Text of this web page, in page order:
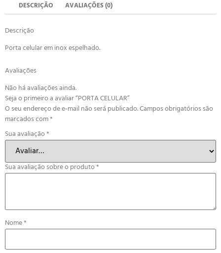
DESCRIÇÃO AVALIAÇÕES (0)
Descrição
Porta celular em inox espelhado.
Avaliações
Não há avaliações ainda.
Seja o primeiro a avaliar “PORTA CELULAR”
O seu endereço de e-mail não será publicado.Campos obrigatórios são
marcados com*
Sua avaliação*
Sua avaliação sobre o produto*
Nome*